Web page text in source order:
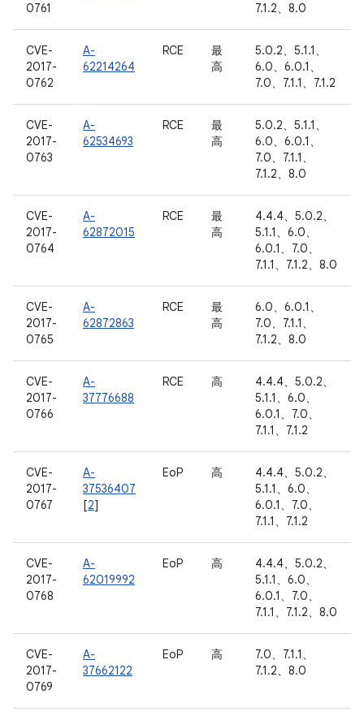
0761
7.1.2、8.0
CVE-
2017-
0762
A-
62214264
RCE
最
高
5.0.2、5.1.1、
6.0、6.0.1、
7.0、7.1.1、7.1.2
CVE-
2017-
0763
A-
62534693
RCE
最
高
5.0.2、5.1.1、
6.0、6.0.1、
7.0、7.1.1、
7.1.2、8.0
CVE-
2017-
0764
A-
62872015
RCE
最
高
4.4.4、5.0.2、
5.1.1、6.0、
6.0.1、7.0、
7.1.1、7.1.2、8.0
CVE-
2017-
0765
A-
62872863
RCE
最
高
6.0、6.0.1、
7.0、7.1.1、
7.1.2、8.0
CVE-
2017-
0766
A-
37776688
RCE 高
4.4.4、5.0.2、
5.1.1、6.0、
6.0.1、7.0、
7.1.1、7.1.2
CVE-
2017-
0767
A-
37536407
[2]
EoP 高
4.4.4、5.0.2、
5.1.1、6.0、
6.0.1、7.0、
7.1.1、7.1.2
CVE-
2017-
0768
A-
62019992
EoP 高
4.4.4、5.0.2、
5.1.1、6.0、
6.0.1、7.0、
7.1.1、7.1.2、8.0
CVE-
2017-
0769
A-
37662122
EoP 高
7.0、7.1.1、
7.1.2、8.0